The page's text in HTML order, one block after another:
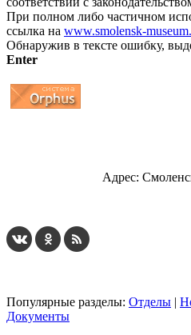
При полном либо частичном
ссылка на www.smolensk-
Обнаружив в тексте ошибку,
Enter
Адрес:
Популярные разделы: Отделы |
Документы